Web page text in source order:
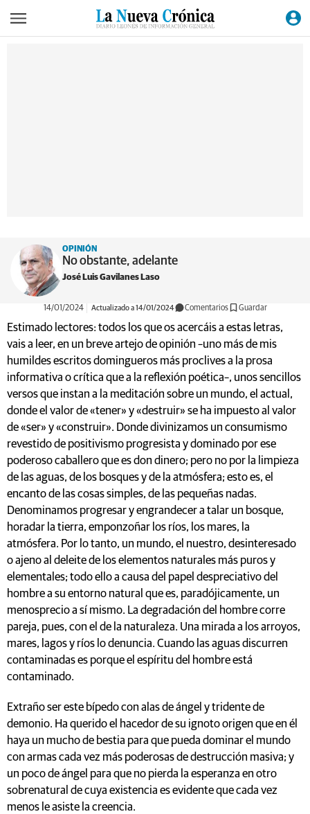
OPINIÓN
No obstante, adelante
José Luis Gavilanes Laso
14/01/2024 Actualizado a 14/01/2024 Comentarios Guardar
Estimado lectores: todos los que os acercáis a estas letras,
vais a leer, en un breve artejo de opinión –uno más de mis
humildes escritos domingueros más proclives a la prosa
informativa o crítica que a la reflexión poética–, unos sencillos
versos que instan a la meditación sobre un mundo, el actual,
donde el valor de «tener» y «destruir» se ha impuesto al valor
de «ser» y «construir». Donde divinizamos un consumismo
revestido de positivismo progresista y dominado por ese
poderoso caballero que es don dinero; pero no por la limpieza
de las aguas, de los bosques y de la atmósfera; esto es, el
encanto de las cosas simples, de las pequeñas nadas.
Denominamos progresar y engrandecer a talar un bosque,
horadar la tierra, emponzoñar los ríos, los mares, la
atmósfera. Por lo tanto, un mundo, el nuestro, desinteresado
o ajeno al deleite de los elementos naturales más puros y
elementales; todo ello a causa del papel despreciativo del
hombre a su entorno natural que es, paradójicamente, un
menosprecio a sí mismo. La degradación del hombre corre
pareja, pues, con el de la naturaleza. Una mirada a los arroyos,
mares, lagos y ríos lo denuncia. Cuando las aguas discurren
contaminadas es porque el espíritu del hombre está
contaminado.
Extraño ser este bípedo con alas de ángel y tridente de
demonio. Ha querido el hacedor de su ignoto origen que en él
haya un mucho de bestia para que pueda dominar el mundo
con armas cada vez más poderosas de destrucción masiva; y
un poco de ángel para que no pierda la esperanza en otro
sobrenatural de cuya existencia es evidente que cada vez
menos le asiste la creencia.